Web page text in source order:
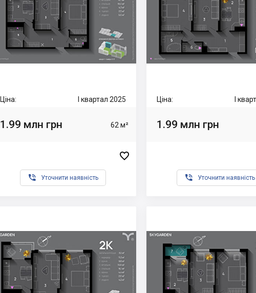
Ціна: I квартал 2025
1.99 млн грн 62 м²

 Уточнити наявність
Ціна: I
1.99 млн грн
 Уточнити наявність